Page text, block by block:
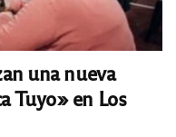
una nueva
Tuyo» en Los